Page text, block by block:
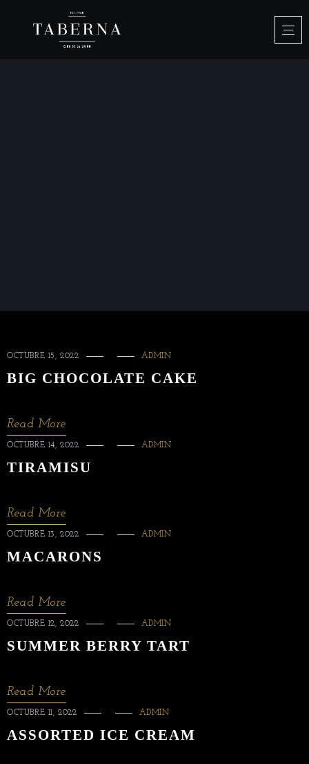
OCTUBRE 15, 2022 ADMIN
BIG CHOCOLATE CAKE
Read More
OCTUBRE 14, 2022 ADMIN
TIRAMISU
Read More
OCTUBRE 13, 2022 ADMIN
MACARONS
Read More
OCTUBRE 12, 2022 ADMIN
SUMMER BERRY TART
Read More
OCTUBRE 11, 2022 ADMIN
ASSORTED ICE CREAM